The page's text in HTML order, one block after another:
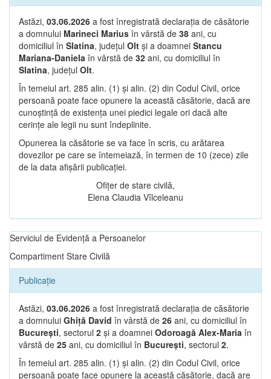
Astăzi, 03.06.2026 a fost înregistrată declarația de căsătorie
a domnului Marineci Marius în vârstă de 38 ani, cu
domiciliul în Slatina, județul Olt și a doamnei Stancu
Mariana-Daniela în vârstă de 32 ani, cu domiciliul în
Slatina, județul Olt.
În temeiul art. 285 alin. (1) și alin. (2) din Codul Civil, orice
persoană poate face opunere la această căsătorie, dacă are
cunoștință de existența unei piedici legale ori dacă alte
cerințe ale legii nu sunt îndeplinite.
Opunerea la căsătorie se va face în scris, cu arătarea
dovezilor pe care se întemeiază, în termen de 10 (zece) zile
de la data afișării publicației.
Ofițer de stare civilă,
Elena Claudia Vîlceleanu
Serviciul de Evidență a Persoanelor
Compartiment Stare Civilă
Publicație
Astăzi, 03.06.2026 a fost înregistrată declarația de căsătorie
a domnului Ghiță David în vârstă de 26 ani, cu domiciliul în
București, sectorul 2 și a doamnei Odoroagă Alex-Maria în
vârstă de 25 ani, cu domiciliul în București, sectorul 2.
În temeiul art. 285 alin. (1) și alin. (2) din Codul Civil, orice
persoană poate face opunere la această căsătorie, dacă are